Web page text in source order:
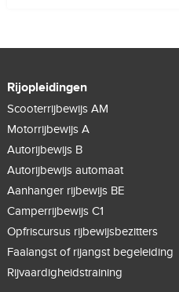
Rijopleidingen
Scooterrijbewijs AM
Motorrijbewijs A
Autorijbewijs B
Autorijbewijs automaat
Aanhanger rijbewijs BE
Camperrijbewijs C1
Opfriscursus rijbewijsbezitters
Faalangst of rijangst begeleiding
Rijvaardigheidstraining